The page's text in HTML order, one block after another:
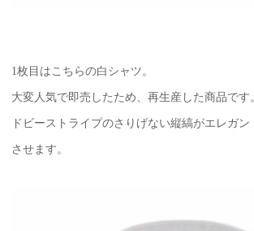
1枚目はこちらの白シャツ。
大変人気で即売したため、再生産した商品です
ドビーストライプのさりげない縦縞がエレガ
させます。